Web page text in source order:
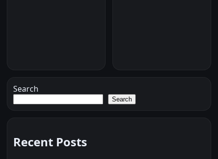
Search
Search
Recent Posts